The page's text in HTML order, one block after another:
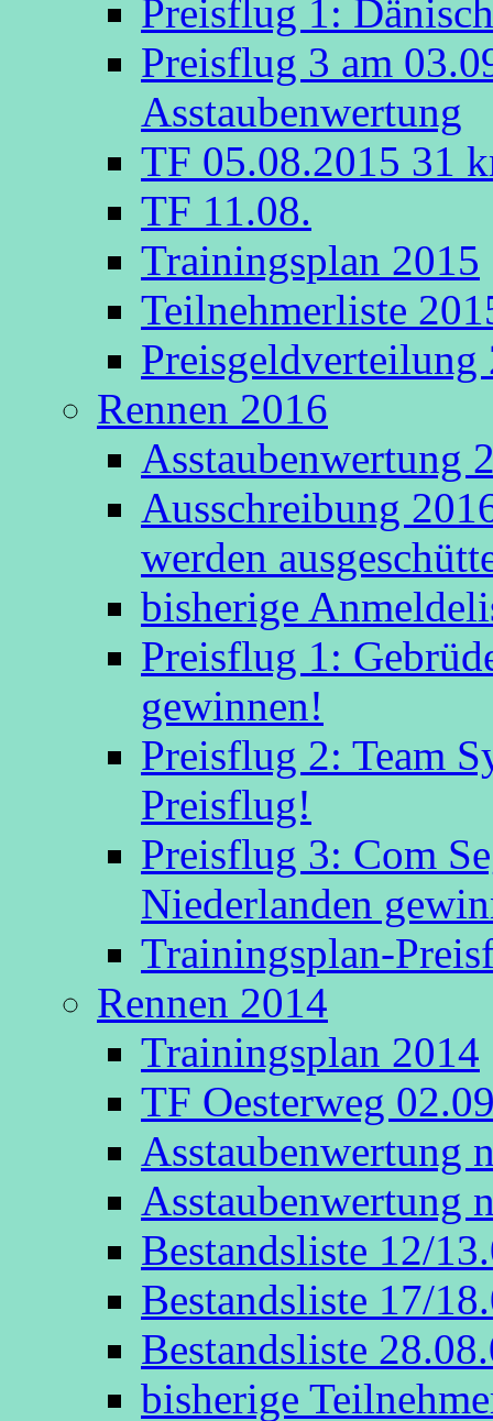
Preisflug 1:
Preisflug 3 am
Asstaubenwertung
TF 05.08.2015 31
TF 11.08.
Trainingsplan 2015
Teilnehmerliste
Preisgeldverteilung
Rennen 2016
Asstaubenwertung
Ausschreibung
werden
bisherige
Preisflug 1:
gewinnen!
Preisflug 2: Team
Preisflug!
Preisflug 3: Com
Niederlanden
Trainingsplan-
Rennen 2014
Trainingsplan 2014
TF Oesterweg
Asstaubenwertung
Asstaubenwertung
Bestandsliste 12/
Bestandsliste 17/
Bestandsliste
bisherige